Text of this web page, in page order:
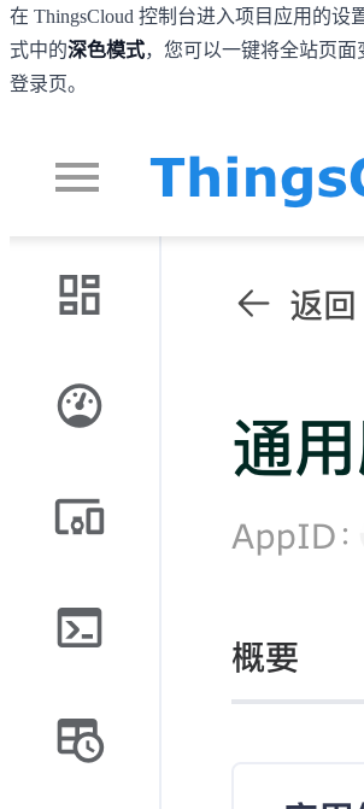
在 ThingsCloud 控制台进入项目应用的设
式中的深色模式，您可以一键将全站页
登录页。